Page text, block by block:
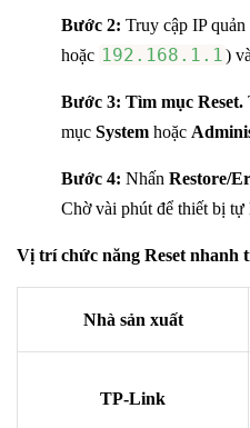
Bước 2: Truy cập IP
hoặc 192.168.1.1)
Bước 3: Tìm mục Reset.
mục System hoặc
Bước 4: Nhấn Restore/
Chờ vài phút để thiết bị
Vị trí chức năng Reset nhanh
Nhà sản xuất
TP-Link